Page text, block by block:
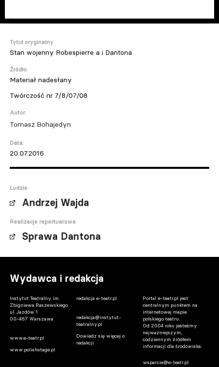
Tytuł oryginalny
Stan wojenny Robespierre a i Dantona
Źródło:
Materiał nadesłany
Twórczość nr 7/8/07/08
Autor:
Tomasz Bohajedyn
Data:
20.07.2016
Ludzie
Andrzej Wajda
Realizacje repertuarowe
Sprawa Dantona
Wydawca i redakcja
Instytut Teatralny im.
Zbigniewa Raszewskiego
ul. Jazdów 1
00-467 Warszawa
www.e-teatr.pl
www.polishstage.pl
redakcja e-teatr.pl
redakcja@instytut-
teatralny.pl
Dowiedz się więcej o
redakcji
Portal e-teatr.pl jest
centralnym punktem na
internetowej mapie
polskiego teatru.
Od 2004 roku jesteśmy
najważniejszym,
codziennym źródłem
informacji dla środowiska.
wsparcie@e-teatr.pl